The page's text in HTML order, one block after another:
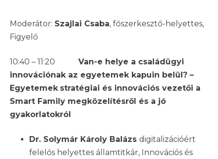
Moderátor: Szajlai Csaba, főszerkesztő-helyettes,
Figyelő
10:40 – 11:20 Van-e helye a családügyi
innovációnak az egyetemek kapuin belül? –
Egyetemek stratégiai és innovációs vezetői a
Smart Family megközelítésről és a jó
gyakorlatokról
Dr. Solymár Károly Balázs digitalizációért
felelős helyettes államtitkár, Innovációs és